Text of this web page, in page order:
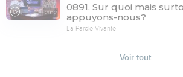
29:12
0891. Sur quoi mais
appuyons-nous?
La Parole Vivante
Voir tout